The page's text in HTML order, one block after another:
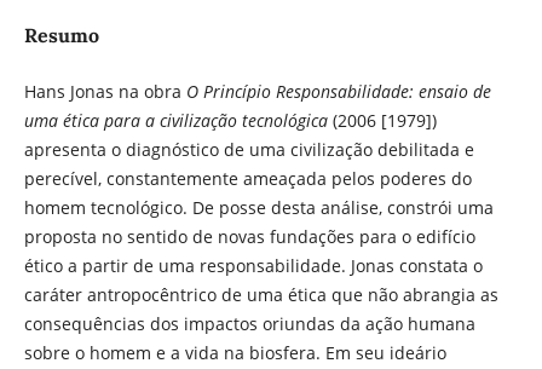
Resumo
Hans Jonas na obra O Princípio Responsabilidade: ensaio de
uma ética para a civilização tecnológica (2006 [1979])
apresenta o diagnóstico de uma civilização debilitada e
perecível, constantemente ameaçada pelos poderes do
homem tecnológico. De posse desta análise, constrói uma
proposta no sentido de novas fundações para o edifício
ético a partir de uma responsabilidade. Jonas constata o
caráter antropocêntrico de uma ética que não abrangia as
consequências dos impactos oriundas da ação humana
sobre o homem e a vida na biosfera. Em seu ideário